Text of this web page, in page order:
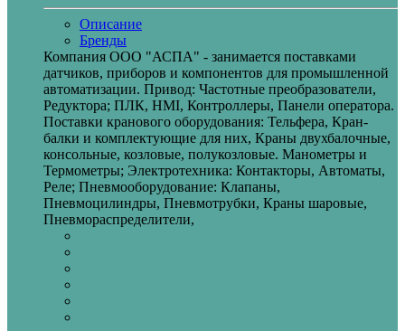
Описание
Бренды
Компания ООО "АСПА" - занимается поставками
датчиков, приборов и компонентов для промышленной
автоматизации. Привод: Частотные преобразователи,
Редуктора; ПЛК, HMI, Контроллеры, Панели оператора.
Поставки кранового оборудования: Тельфера, Кран-
балки и комплектующие для них, Краны двухбалочные,
консольные, козловые, полукозловые. Манометры и
Термометры; Электротехника: Контакторы, Автоматы,
Реле; Пневмооборудование: Клапаны,
Пневмоцилиндры, Пневмотрубки, Краны шаровые,
Пневмораспределители,